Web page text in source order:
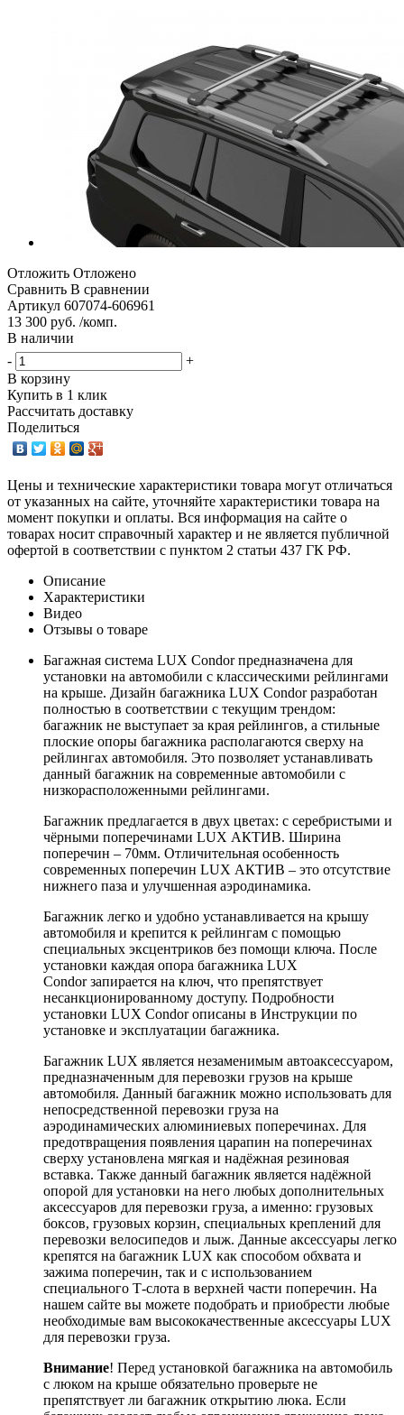
Отложить Отложено
Сравнить В сравнении
Артикул 607074-606961
13 300 руб. /комп.
В наличии
-
+
В корзину
Купить в 1 клик
Рассчитать доставку
Поделиться
Цены и технические характеристики товара могут отличаться
от указанных на сайте, уточняйте характеристики товара на
момент покупки и оплаты. Вся информация на сайте о
товарах носит справочный характер и не является публичной
офертой в соответствии с пунктом 2 статьи 437 ГК РФ.
Описание
Характеристики
Видео
Отзывы о товаре
Багажная система LUX Condor предназначена для
установки на автомобили с классическими рейлингами
на крыше. Дизайн багажника LUX Condor разработан
полностью в соответствии с текущим трендом:
багажник не выступает за края рейлингов, а стильные
плоские опоры багажника располагаются сверху на
рейлингах автомобиля. Это позволяет устанавливать
данный багажник на современные автомобили с
низкорасположенными рейлингами.
Багажник предлагается в двух цветах: с серебристыми и
чёрными поперечинами LUX АКТИВ. Ширина
поперечин – 70мм. Отличительная особенность
современных поперечин LUX АКТИВ – это отсутствие
нижнего паза и улучшенная аэродинамика.
Багажник легко и удобно устанавливается на крышу
автомобиля и крепится к рейлингам с помощью
специальных эксцентриков без помощи ключа. После
установки каждая опора багажника LUX
Condor запирается на ключ, что препятствует
несанкционированному доступу. Подробности
установки LUX Condor описаны в Инструкции по
установке и эксплуатации багажника.
Багажник LUX является незаменимым автоаксессуаром,
предназначенным для перевозки грузов на крыше
автомобиля. Данный багажник можно использовать для
непосредственной перевозки груза на
аэродинамических алюминиевых поперечинах. Для
предотвращения появления царапин на поперечинах
сверху установлена мягкая и надёжная резиновая
вставка. Также данный багажник является надёжной
опорой для установки на него любых дополнительных
аксессуаров для перевозки груза, а именно: грузовых
боксов, грузовых корзин, специальных креплений для
перевозки велосипедов и лыж. Данные аксессуары легко
крепятся на багажник LUX как способом обхвата и
зажима поперечин, так и с использованием
специального Т-слота в верхней части поперечин. На
нашем сайте вы можете подобрать и приобрести любые
необходимые вам высококачественные аксессуары LUX
для перевозки груза.
Внимание! Перед установкой багажника на автомобиль
с люком на крыше обязательно проверьте не
препятствует ли багажник открытию люка. Если